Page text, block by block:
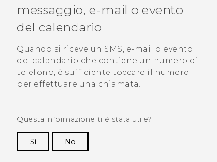
VIVERSE
ASSISTENZA
Accessori e dispositivi HTC
Accesso
messaggio, e-mail o evento
del calendario
Quando si riceve un SMS, e-mail o evento
del calendario che contiene un numero di
telefono, è sufficiente toccare il numero
per effettuare una chiamata.
Questa informazione ti è stata utile?
Sì
No